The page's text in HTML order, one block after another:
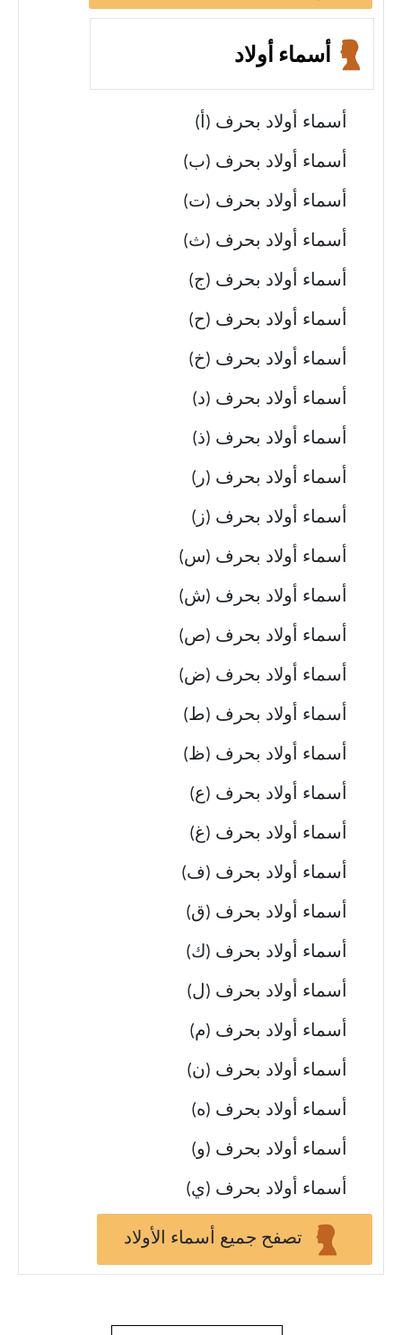
أسماء أولاد
أسماء أولاد بحرف (أ)
أسماء أولاد بحرف (ب)
أسماء أولاد بحرف (ت)
أسماء أولاد بحرف (ث)
أسماء أولاد بحرف (ج)
أسماء أولاد بحرف (ح)
أسماء أولاد بحرف (خ)
أسماء أولاد بحرف (د)
أسماء أولاد بحرف (ذ)
أسماء أولاد بحرف (ر)
أسماء أولاد بحرف (ز)
أسماء أولاد بحرف (س)
أسماء أولاد بحرف (ش)
أسماء أولاد بحرف (ص)
أسماء أولاد بحرف (ض)
أسماء أولاد بحرف (ط)
أسماء أولاد بحرف (ظ)
أسماء أولاد بحرف (ع)
أسماء أولاد بحرف (غ)
أسماء أولاد بحرف (ف)
أسماء أولاد بحرف (ق)
أسماء أولاد بحرف (ك)
أسماء أولاد بحرف (ل)
أسماء أولاد بحرف (م)
أسماء أولاد بحرف (ن)
أسماء أولاد بحرف (ه)
أسماء أولاد بحرف (و)
أسماء أولاد بحرف (ي)
تصفح جميع أسماء الأولاد